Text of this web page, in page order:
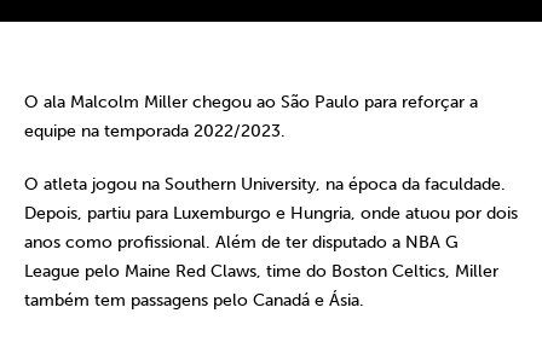
O ala Malcolm Miller chegou ao São Paulo para reforçar a
equipe na temporada 2022/2023.
O atleta jogou na Southern University, na época da faculdade.
Depois, partiu para Luxemburgo e Hungria, onde atuou por dois
anos como profissional. Além de ter disputado a NBA G
League pelo Maine Red Claws, time do Boston Celtics, Miller
também tem passagens pelo Canadá e Ásia.